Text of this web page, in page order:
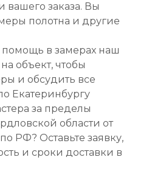
вашего заказа. Вы
полотна и другие
в замерах наш
объект, чтобы
и обсудить все
Екатеринбургу
за пределы
области от
РФ? Оставьте заявку,
и сроки доставки в